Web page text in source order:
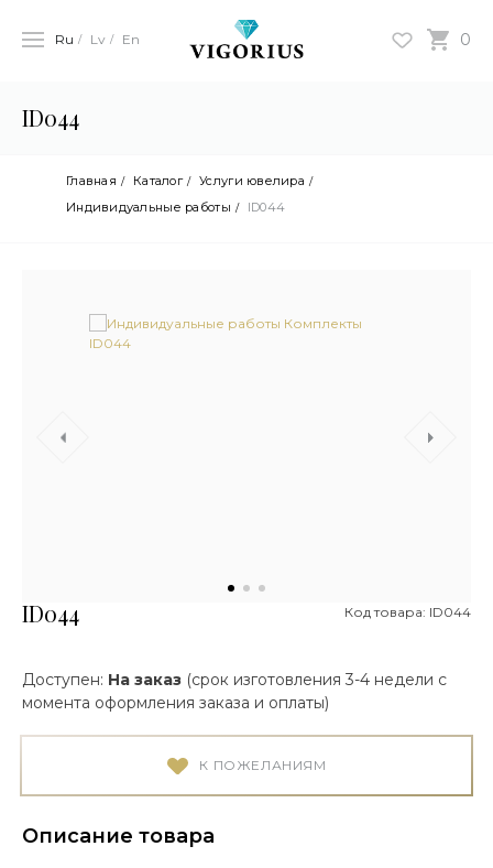
0
Ru Lv En
ID044
Главная Каталог
Услуги ювелира
Индивидуальные работы
ID044
ID044 Код товара: ID044
Доступен: На заказ (срок изготовления 3-4 недели с
момента оформления заказа и оплаты)
К ПОЖЕЛАНИЯМ
Описание товара